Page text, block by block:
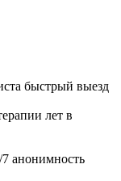
быстрый выезд
лет в
анонимность